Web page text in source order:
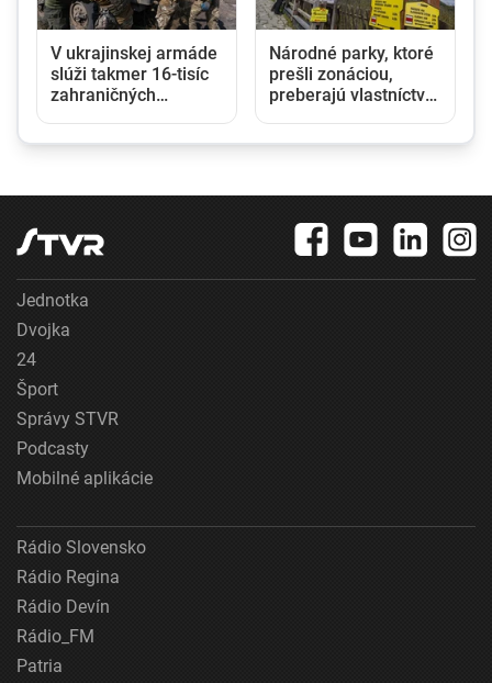
V ukrajinskej armáde
slúži takmer 16-tisíc
zahraničných
Národné parky, ktoré
prešli zonáciou,
preberajú vlastníctvo
Jednotka
Dvojka
24
Šport
Správy STVR
Podcasty
Mobilné aplikácie
Rádio Slovensko
Rádio Regina
Rádio Devín
Rádio_FM
Patria